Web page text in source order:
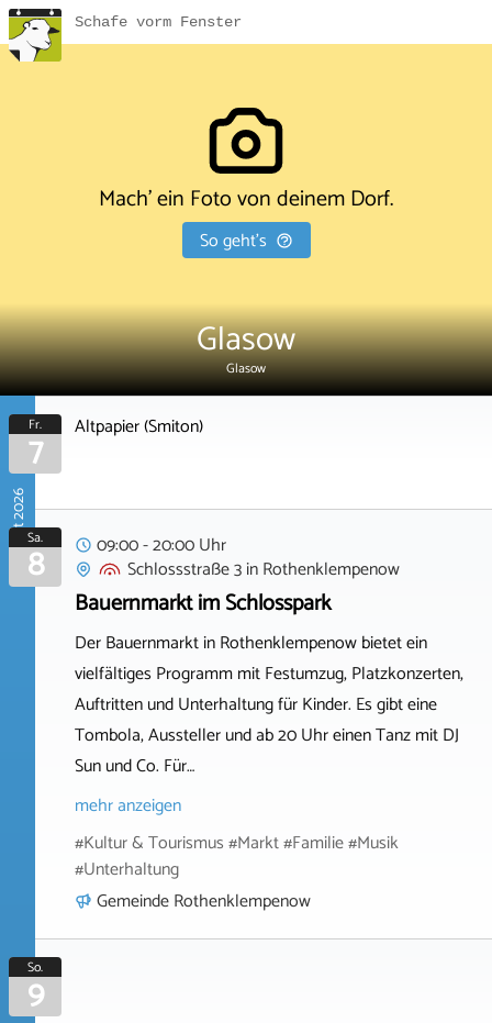
Schafe vorm Fenster
Mach' ein Foto von deinem Dorf.
So geht's
Glasow
Glasow
August 2026
Fr.
7 Altpapier (Smiton)
Sa.
8
09:00 - 20:00 Uhr
Schlossstraße 3inRothenklempenow
Bauernmarkt im Schlosspark
Der Bauernmarkt in Rothenklempenow bietet ein
vielfältiges Programm mit Festumzug, Platzkonzerten,
Auftritten und Unterhaltung für Kinder. Es gibt eine
Tombola, Aussteller und ab 20 Uhr einen Tanz mit DJ
Sun und Co. Für…
mehr anzeigen
#Kultur & Tourismus #Markt #Familie #Musik
#Unterhaltung
Gemeinde Rothenklempenow
So.
9